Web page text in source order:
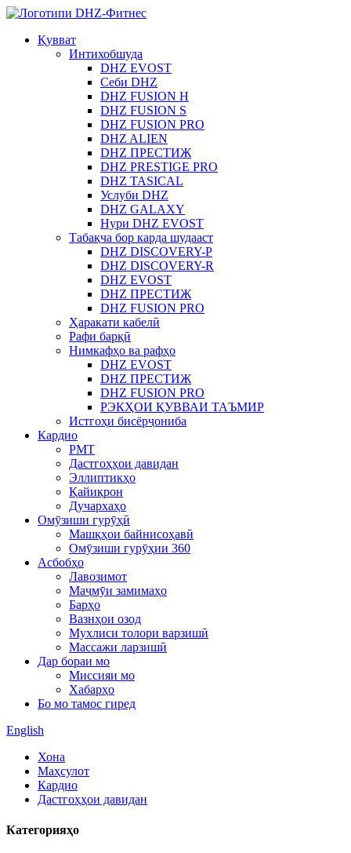
Қувват
Интихобшуда
DHZ EVOST
Себи DHZ
DHZ FUSION H
DHZ FUSION S
DHZ FUSION PRO
DHZ ALIEN
DHZ ПРЕСТИЖ
DHZ PRESTIGE PRO
DHZ TASICAL
Услуби DHZ
DHZ GALAXY
Нури DHZ EVOST
Табақча бор карда шудааст
DHZ DISCOVERY-P
DHZ DISCOVERY-R
DHZ EVOST
DHZ ПРЕСТИЖ
DHZ FUSION PRO
Ҳаракати кабелӣ
Рафи барқӣ
Нимкафҳо ва рафҳо
DHZ EVOST
DHZ ПРЕСТИЖ
DHZ FUSION PRO
РЭКҲОИ ҚУВВАИ ТАЪМИР
Истгоҳи бисёрҷониба
Кардио
PMT
Дастгоҳҳои давидан
Эллиптикҳо
Қайиқрон
Дучархаҳо
Омӯзиши гурӯҳӣ
Машқҳои байнисоҳавӣ
Омӯзиши гурӯҳии 360
Асбобҳо
Лавозимот
Маҷмӯи замимаҳо
Барҳо
Вазнҳои озод
Мухлиси толори варзишӣ
Массажи ларзишӣ
Дар бораи мо
Миссияи мо
Хабарҳо
Бо мо тамос гиред
English
Хона
Маҳсулот
Кардио
Дастгоҳҳои давидан
Категорияҳо